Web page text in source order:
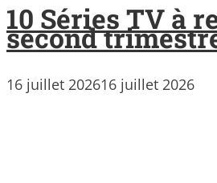
10 Séries TV à
second
16 juillet 202616 juillet 2026